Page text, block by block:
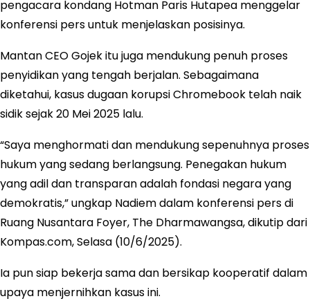
pengacara kondang Hotman Paris Hutapea menggelar
konferensi pers untuk menjelaskan posisinya.
Mantan CEO Gojek itu juga mendukung penuh proses
penyidikan yang tengah berjalan. Sebagaimana
diketahui, kasus dugaan korupsi Chromebook telah naik
sidik sejak 20 Mei 2025 lalu.
“Saya menghormati dan mendukung sepenuhnya proses
hukum yang sedang berlangsung. Penegakan hukum
yang adil dan transparan adalah fondasi negara yang
demokratis,” ungkap Nadiem dalam konferensi pers di
Ruang Nusantara Foyer, The Dharmawangsa, dikutip dari
Kompas.com, Selasa (10/6/2025).
Ia pun siap bekerja sama dan bersikap kooperatif dalam
upaya menjernihkan kasus ini.